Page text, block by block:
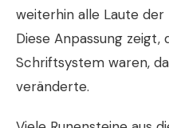
weiterhin alle Laute
Diese Anpassung zeigt,
Schriftsystem waren,
veränderte.